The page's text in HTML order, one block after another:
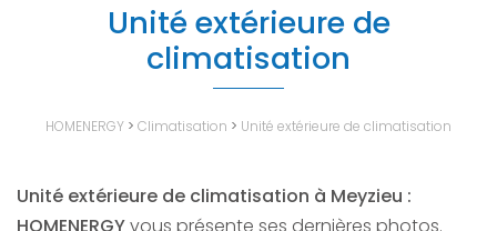
Unité extérieure de
climatisation
HOMENERGY > Climatisation > Unité extérieure de climatisation
Unité extérieure de climatisation à Meyzieu :